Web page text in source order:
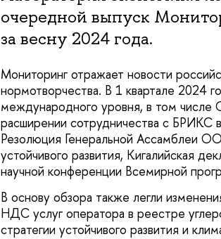
очередной выпуск
за весну 2024 года.
Мониторинг отражает новости
нормотворчества. В 1 квартале 2024
международного уровня, в том
расширении сотрудничества с БРИКС
Резолюция Генеральной Ассамблеи
устойчивого развития, Кигалийская
научной конференции Всемирной
В основу обзора также легли
НДС услуг оператора в реестре
стратегии устойчивого развития и